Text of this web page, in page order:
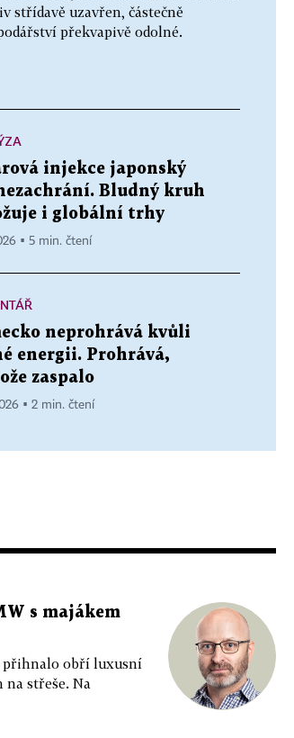
střídavě uzavřen, částečně
překvapivě odolné.
injekce japonský
Bludný kruh
i globální trhy
▪ 5 min. čtení
neprohrává kvůli
energii. Prohrává,
zaspalo
▪ 2 min. čtení
s majákem
přihnalo obří luxusní
střeše. Na